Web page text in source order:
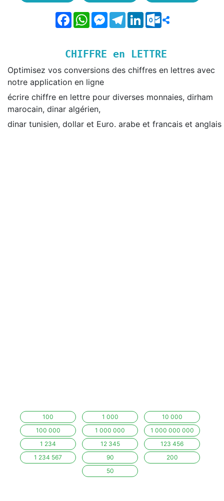
FacebookWhatsAppMessenger
Telegram
LinkedInOutlook.com
CHIFFRE en LETTRE
Optimisez vos conversions des chiffres en lettres avec
notre application en ligne
écrire chiffre en lettre pour diverses monnaies, dirham
marocain, dinar algérien,
dinar tunisien, dollar et Euro. arabe et francais et anglais
100 1 000
10 000
100 000
1 000 000
1 000 000 000
1 234
12 345
123 456
1 234 567
90
200
50